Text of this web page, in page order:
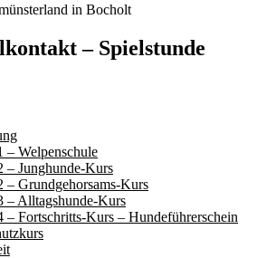
in Bocholt
– Spielstunde
– Welpenschule
– Junghunde-Kurs
– Grundgehorsams-Kurs
– Alltagshunde-Kurs
– Fortschritts-Kurs – Hundeführerschein